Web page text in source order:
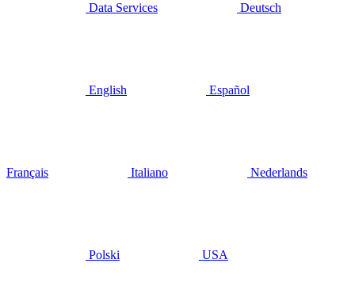
Data Services Deutsch
English Español
Français Italiano Nederlands
Polski USA